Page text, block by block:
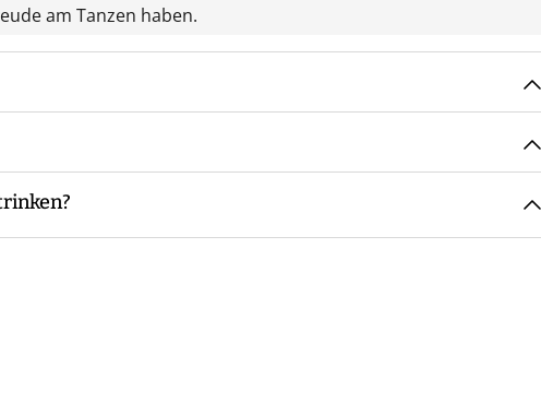
am Tanzen haben.
gemeinsam mit Eurer Tanzlehrerin die Musik aus,
sie ein, bis es dann im großen Finale eine bühnenreife
Tanzlehrerin mit Euch vor Ort.